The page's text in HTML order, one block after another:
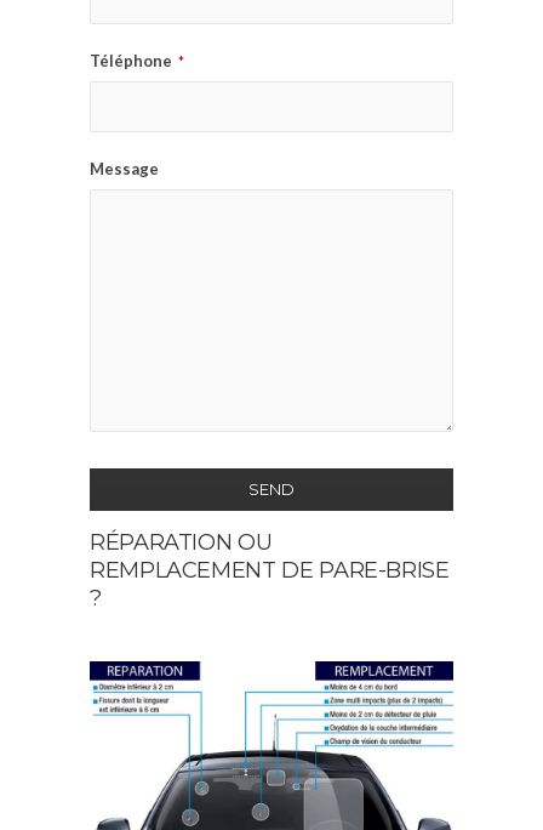
Téléphone *
Message
SEND
This
field
should
left
blank
RÉPARATION OU
REMPLACEMENT DE PARE-BRISE
?